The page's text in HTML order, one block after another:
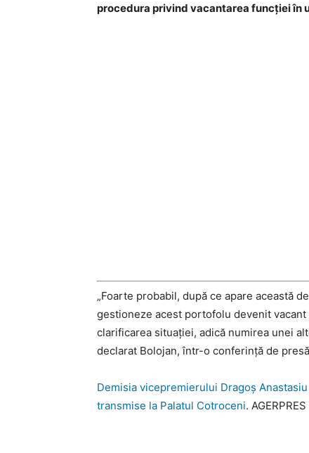
procedura privind vacantarea funcției în
„Foarte probabil, după ce apare această
gestioneze acest portofolu devenit
clarificarea situației, adică numirea unei
declarat Bolojan, într-o conferință de
Demisia vicepremierului Dragoș Anastasiu
transmise la Palatul Cotroceni. AGERPRES